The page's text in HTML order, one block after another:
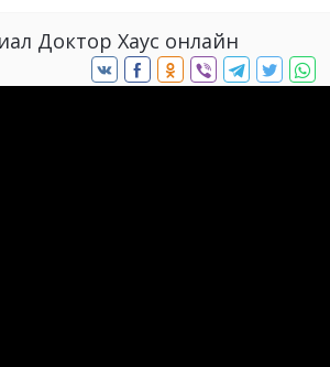
Доктор Хаус онлайн